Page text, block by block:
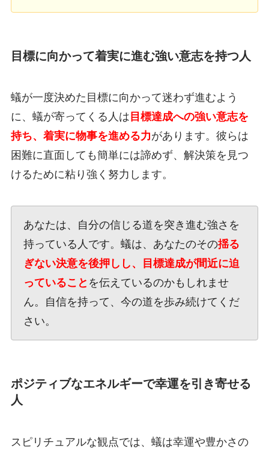
目標に向かって着実に進む強い意志を持つ人
蟻が一度決めた目標に向かって迷わず進むよう
に、蟻が寄ってくる人は 目標達成への強い意志を
持ち、着実に物事を進める力があります。彼らは
困難に直面しても簡単には諦めず、解決策を見つ
けるために粘り強く努力します。
あなたは、自分の信じる道を突き進む強さを
持っている人です。蟻は、あなたのその揺る
ぎない決意を後押しし、目標達成が間近に迫
っていること を伝えているのかもしれませ
ん。自信を持って、今の道を歩み続けてくだ
さい。
ポジティブなエネルギーで幸運を引き寄せる
人
スピリチュアルな観点では、蟻は幸運や豊かさの